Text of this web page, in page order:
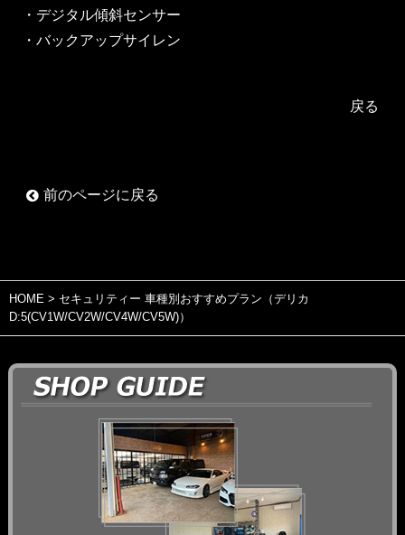
・デジタル傾斜センサー
・バックアップサイレン
戻る
前のページに戻る
HOME > セキュリティー 車種別おすすめプラン（デリカ
D:5(CV1W/CV2W/CV4W/CV5W)）